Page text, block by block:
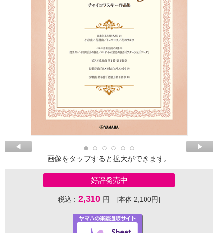
画像をタップすると拡大ができます。
好評発売中
税込： 2,310 円 [本体 2,100円]